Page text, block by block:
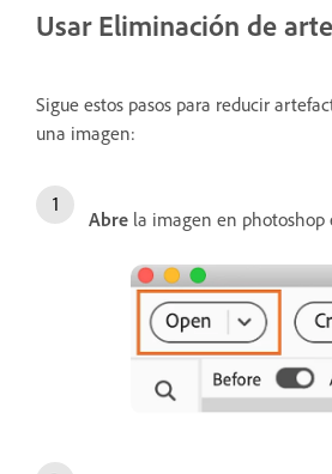
Usar Eliminación de
Sigue estos pasos para reducir
una imagen:
Abre la imagen en photoshop